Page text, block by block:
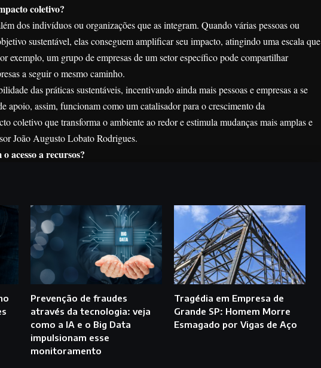
coletivo?
dos indivíduos ou organizações que as integram. Quando várias pessoas ou
sustentável, elas conseguem amplificar seu impacto, atingindo uma escala que
exemplo, um grupo de empresas de um setor específico pode compartilhar
a seguir o mesmo caminho.
das práticas sustentáveis, incentivando ainda mais pessoas e empresas a se
apoio, assim, funcionam como um catalisador para o crescimento da
coletivo que transforma o ambiente ao redor e estimula mudanças mais amplas e
João Augusto Lobato Rodrigues.
acesso a recursos?
Prevenção de fraudes
através da tecnologia: veja
como a IA e o Big Data
impulsionam esse
monitoramento
Tragédia em Empresa de
Grande SP: Homem Morre
Esmagado por Vigas de Aço